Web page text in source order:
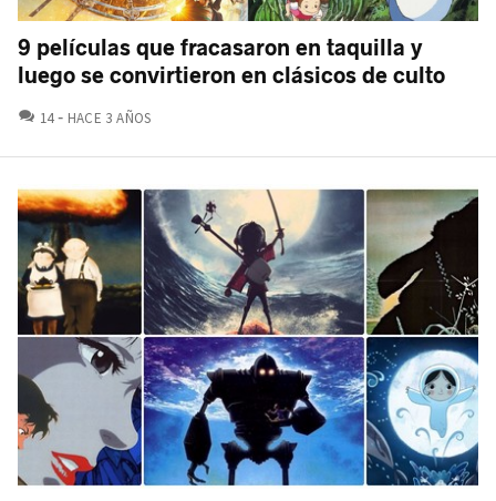
9 películas que fracasaron en taquilla y
luego se convirtieron en clásicos de culto
14 COMENTARIOS
HACE 3 AÑOS